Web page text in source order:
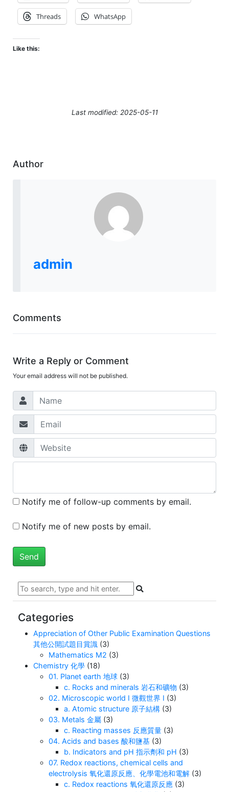
Threads WhatsApp
Like this:
Last modified: 2025-05-11
Author
admin
Comments
Write a Reply or Comment
Your email address will not be published.
Notify me of follow-up comments by email.
Notify me of new posts by email.
Categories
Appreciation of Other Public Examination Questions
其他公開試題目賞識 (3)
Mathematics M2 (3)
Chemistry 化學 (18)
01. Planet earth 地球 (3)
c. Rocks and minerals 岩石和礦物 (3)
02. Microscopic world I 微觀世界 I (3)
a. Atomic structure 原子結構 (3)
03. Metals 金屬 (3)
c. Reacting masses 反應質量 (3)
04. Acids and bases 酸和鹽基 (3)
b. Indicators and pH 指示劑和 pH (3)
07. Redox reactions, chemical cells and
electrolysis 氧化還原反應、化學電池和電解 (3)
c. Redox reactions 氧化還原反應 (3)